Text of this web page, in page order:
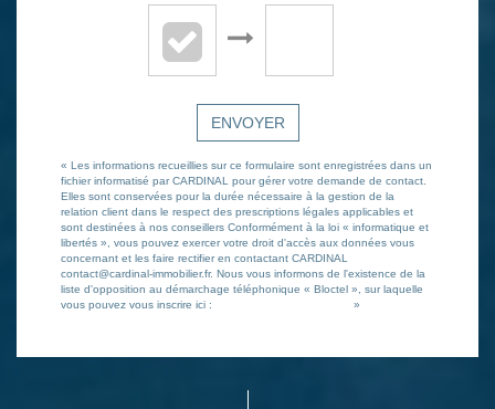
ENVOYER
« Les informations recueillies sur ce formulaire sont enregistrées dans un
fichier informatisé par CARDINAL pour gérer votre demande de contact.
Elles sont conservées pour la durée nécessaire à la gestion de la
relation client dans le respect des prescriptions légales applicables et
sont destinées à nos conseillers Conformément à la loi « informatique et
libertés », vous pouvez exercer votre droit d'accès aux données vous
concernant et les faire rectifier en contactant CARDINAL
contact@cardinal-immobilier.fr. Nous vous informons de l'existence de la
liste d'opposition au démarchage téléphonique « Bloctel », sur laquelle
vous pouvez vous inscrire ici :
»